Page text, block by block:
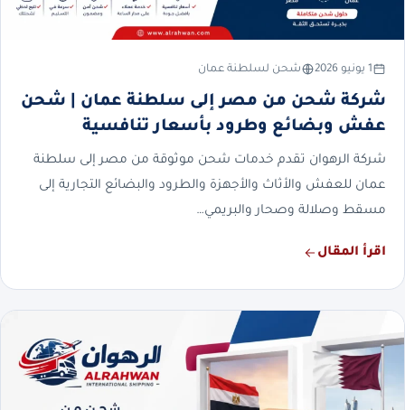
1 يونيو 2026 شحن لسلطنة عمان
شركة شحن من مصر إلى سلطنة عمان | شحن
عفش وبضائع وطرود بأسعار تنافسية
شركة الرهوان تقدم خدمات شحن موثوقة من مصر إلى سلطنة
عمان للعفش والأثاث والأجهزة والطرود والبضائع التجارية إلى
مسقط وصلالة وصحار والبريمي…
اقرأ المقال